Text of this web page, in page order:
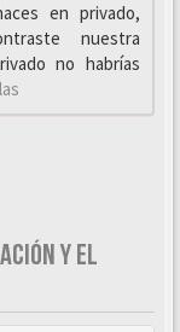
en privado,
nuestra
no habrías
Y EL